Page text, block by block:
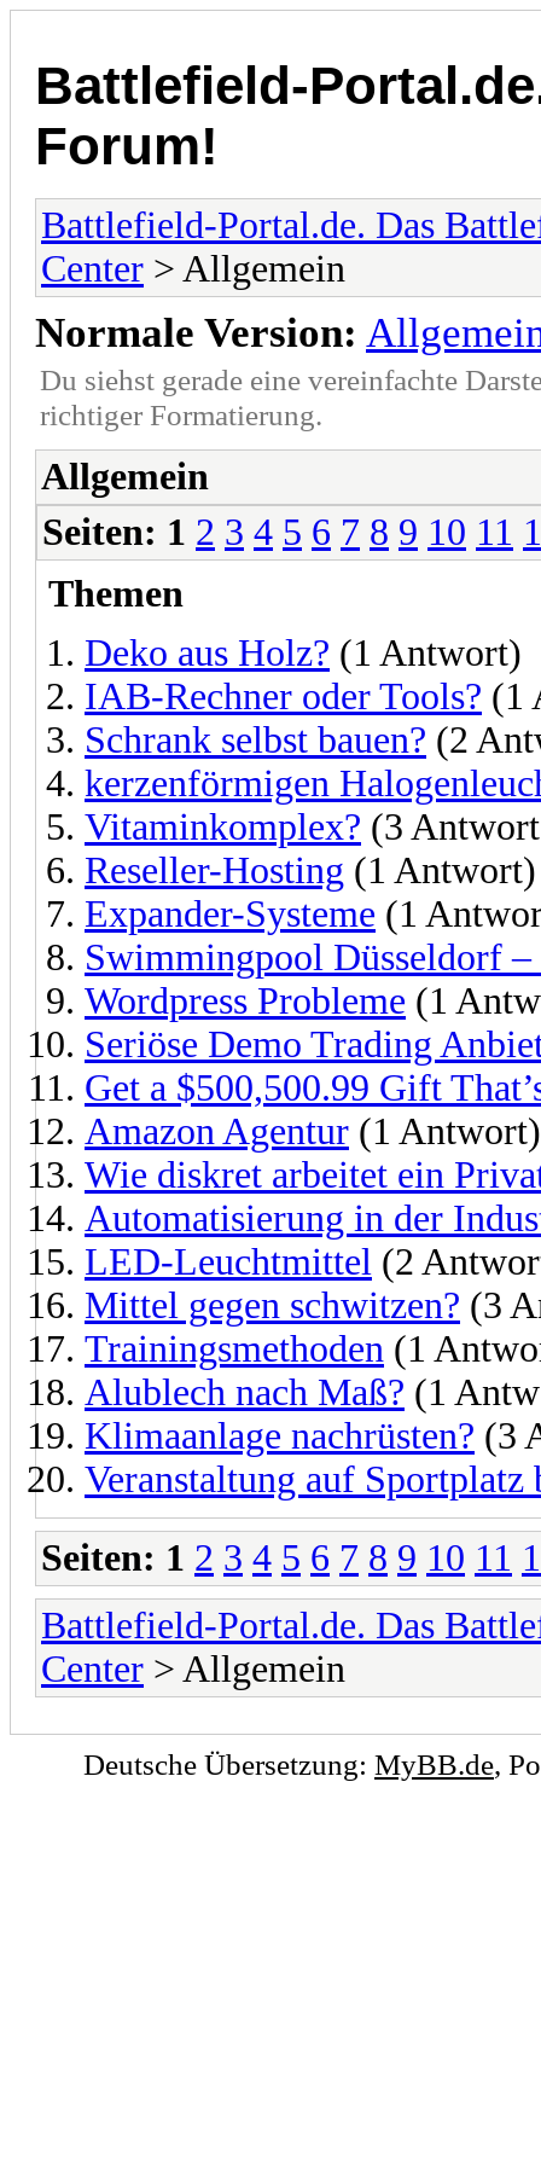
Battlefield-
Forum!
Battlefield-Portal.de. Das
Center > Allgemein
Normale Version:
Du siehst gerade eine vereinfachte
richtiger Formatierung.
Allgemein
Seiten: 1 2 3 4 5 6 7 8 9 10 11
Themen
Deko aus Holz? (1 Antwort)
IAB-Rechner oder Tools? (1
Schrank selbst bauen? (2
kerzenförmigen
Vitaminkomplex? (3
Reseller-Hosting (1 Antwort)
Expander-Systeme (1
Swimmingpool Düsseldorf
Wordpress Probleme (1
Seriöse Demo Trading
Get a $500,500.99 Gift
Amazon Agentur (1 Antwort)
Wie diskret arbeitet ein
Automatisierung in der
LED-Leuchtmittel (2
Mittel gegen schwitzen? (3
Trainingsmethoden (1
Alublech nach Maß? (1
Klimaanlage nachrüsten? (3
Veranstaltung auf Sportplatz
Seiten: 1 2 3 4 5 6 7 8 9 10 11
Battlefield-Portal.de. Das
Center > Allgemein
Deutsche Übersetzung: MyBB.de,